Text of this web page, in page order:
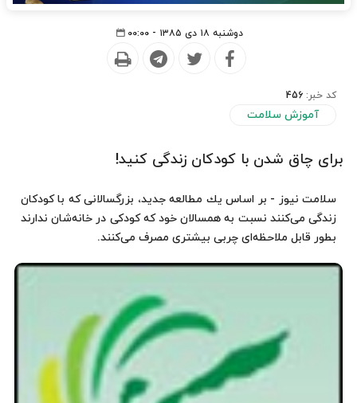
دوشنبه ۱۸ دی ۱۳۸۵ - ۰۰:۰۰
کد خبر: 456
آموزش سلامت
برای چاق شدن با کودکان زندگی کنید!
سلامت نیوز - بر اساس یك مطالعه جدید، بزرگسالانی كه با كودكان
زندگی می‌كنند نسبت به همسالان خود كه كودكی در خانه‌شان ندارند
بطور قابل ملاحظه‌ای چربی بیشتری مصرف می‌كنند.